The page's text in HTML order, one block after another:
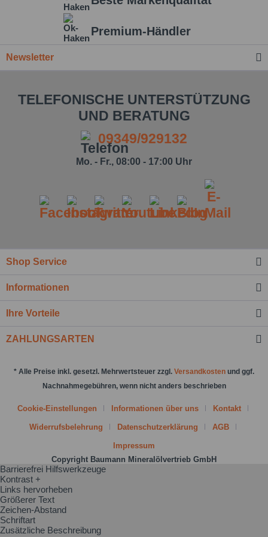
Kenntnis genommen.*
Felder mit * sind Pflichtfelder.
Nachricht senden
Premium-Händler
Newsletter
TELEFONISCHE UNTERSTÜTZUNG
UND BERATUNG
09349/929132
Mo. - Fr., 08:00 - 17:00 Uhr
Shop Service
Informationen
Ihre Vorteile
ZAHLUNGSARTEN
* Alle Preise inkl. gesetzl. Mehrwertsteuer zzgl. Versandkosten und ggf.
Nachnahmegebühren, wenn nicht anders beschrieben
Cookie-Einstellungen Informationen über uns Kontakt
Widerrufsbelehrung Datenschutzerklärung AGB
Impressum
Copyright Baumann Mineralölvertrieb GmbH
Barrierefrei Hilfswerkzeuge
Kontrast +
Links hervorheben
Größerer Text
Zeichen-Abstand
Schriftart
Zusätzliche Beschreibung